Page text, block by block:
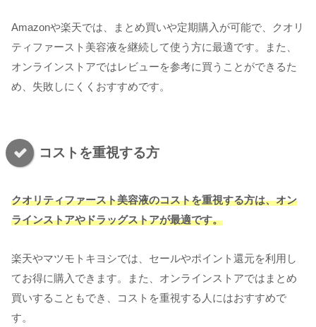
Amazonや楽天では、まとめ買いや定期購入が可能で、クオリ
ティファースト美容液を継続して使う方に最適です。また、
オンラインストアではレビューを参考に買うことができるた
め、失敗しにくくおすすめです。
コストを重視する方
クオリティファースト美容液のコストを重視する方は、オン
ラインストアやドラッグストアが最適です。
楽天やマツモトキヨシでは、セールやポイント還元を利用し
てお得に購入できます。また、オンラインストアではまとめ
買いすることもでき、コストを重視する人にはおすすめで
す。